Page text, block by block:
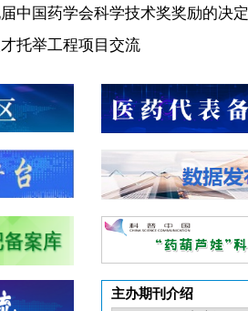
中国药学会科学技术奖奖励的决定
托举工程项目交流
主办期刊介绍